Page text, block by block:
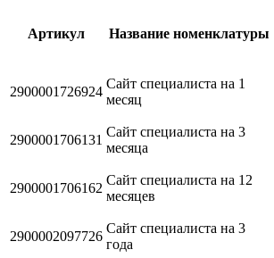
Артикул Название номенклатуры
2900001726924
Сайт специалиста на 1
месяц
2900001706131
Сайт специалиста на 3
месяца
2900001706162
Сайт специалиста на 12
месяцев
2900002097726
Сайт специалиста на 3
года